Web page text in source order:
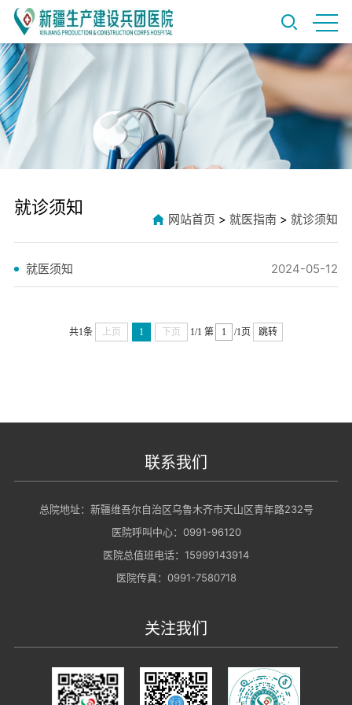
就诊须知
网站首页 >就医指南 >就诊须知
就医须知 2024-05-12
共1条 上页 1 下页 1/1 第 /1页 跳转
联系我们
总院地址：新疆维吾尔自治区乌鲁木齐市天山区青年路232号
医院呼叫中心：0991-96120
医院总值班电话：15999143914
医院传真：0991-7580718
关注我们